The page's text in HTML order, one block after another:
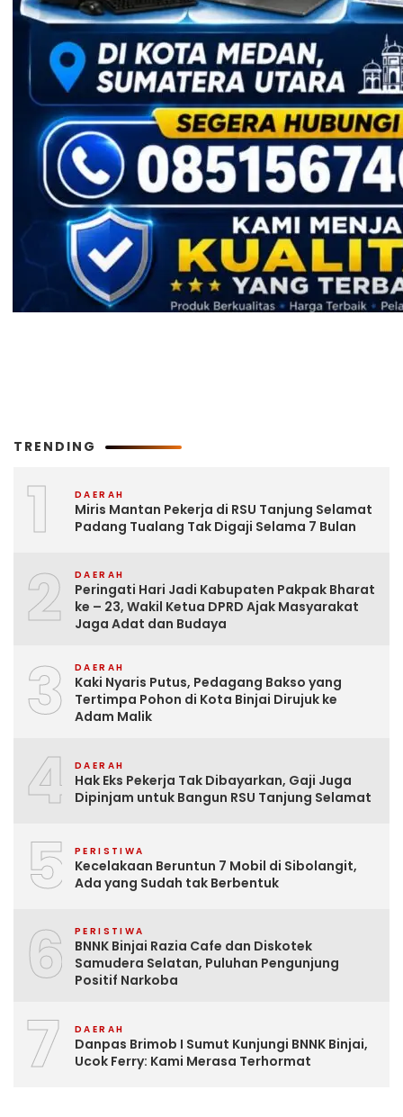
TRENDING
1 DAERAH
Miris Mantan Pekerja di RSU Tanjung Selamat
Padang Tualang Tak Digaji Selama 7 Bulan
2 DAERAH
Peringati Hari Jadi Kabupaten Pakpak Bharat
ke – 23, Wakil Ketua DPRD Ajak Masyarakat
Jaga Adat dan Budaya
3 DAERAH
Kaki Nyaris Putus, Pedagang Bakso yang
Tertimpa Pohon di Kota Binjai Dirujuk ke
Adam Malik
4 DAERAH
Hak Eks Pekerja Tak Dibayarkan, Gaji Juga
Dipinjam untuk Bangun RSU Tanjung Selamat
5 PERISTIWA
Kecelakaan Beruntun 7 Mobil di Sibolangit,
Ada yang Sudah tak Berbentuk
6 PERISTIWA
BNNK Binjai Razia Cafe dan Diskotek
Samudera Selatan, Puluhan Pengunjung
Positif Narkoba
7 DAERAH
Danpas Brimob I Sumut Kunjungi BNNK Binjai,
Ucok Ferry: Kami Merasa Terhormat